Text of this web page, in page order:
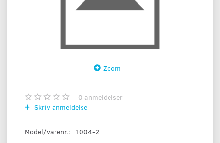
Zoom
0 anmeldelser
Skriv anmeldelse
Model/varenr.:
1004-2